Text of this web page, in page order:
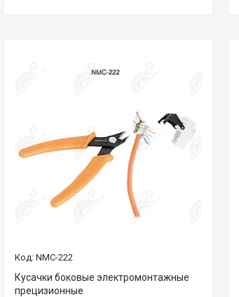
NMC-222
Кусачки боковые электромонтажные
прецизионные